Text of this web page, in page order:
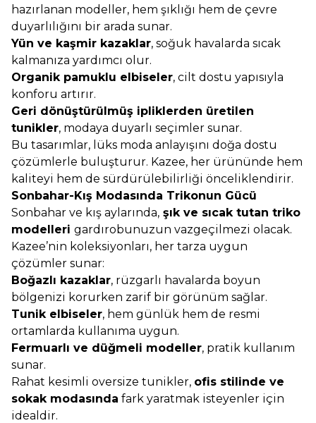
hazırlanan modeller, hem şıklığı hem de çevre
duyarlılığını bir arada sunar.
Yün ve kaşmir kazaklar, soğuk havalarda sıcak
kalmanıza yardımcı olur.
Organik pamuklu elbiseler, cilt dostu yapısıyla
konforu artırır.
Geri dönüştürülmüş ipliklerden üretilen
tunikler, modaya duyarlı seçimler sunar.
Bu tasarımlar, lüks moda anlayışını doğa dostu
çözümlerle buluşturur. Kazee, her ürününde hem
kaliteyi hem de sürdürülebilirliği önceliklendirir.
Sonbahar-Kış Modasında Trikonun Gücü
Sonbahar ve kış aylarında, şık ve sıcak tutan triko
modelleri gardırobunuzun vazgeçilmezi olacak.
Kazee’nin koleksiyonları, her tarza uygun
çözümler sunar:
Boğazlı kazaklar, rüzgarlı havalarda boyun
bölgenizi korurken zarif bir görünüm sağlar.
Tunik elbiseler, hem günlük hem de resmi
ortamlarda kullanıma uygun.
Fermuarlı ve düğmeli modeller, pratik kullanım
sunar.
Rahat kesimli oversize tunikler, ofis stilinde ve
sokak modasında fark yaratmak isteyenler için
idealdir.